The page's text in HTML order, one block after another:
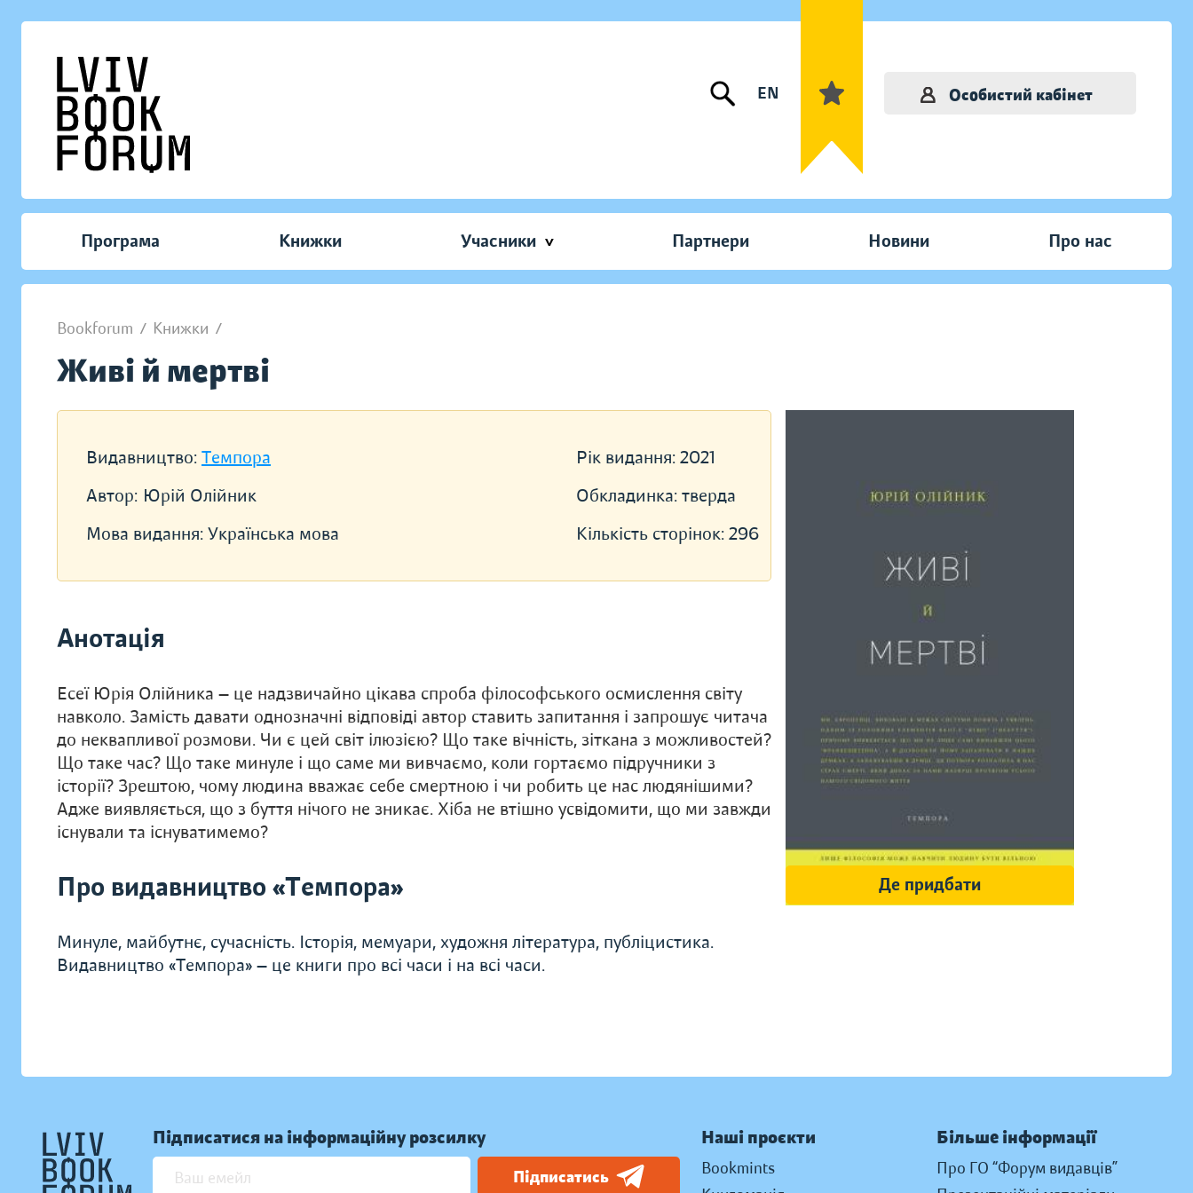
EN Особистий кабінет
Програма Книжки Учасники Партнери Новини Про нас
Bookforum / Книжки /
Живі й мертві
Видавництво: Темпора
Автор: Юрій Олійник
Мова видання: Українська мова
Рік видання: 2021
Обкладинка: тверда
Кількість сторінок: 296
Анотація
Есеї Юрія Олійника — це надзвичайно цікава спроба філософського осмислення світу
навколо. Замість давати однозначні відповіді автор ставить запитання і запрошує читача
до неквапливої розмови. Чи є цей світ ілюзією? Що таке вічність, зіткана з можливостей?
Що таке час? Що таке минуле і що саме ми вивчаємо, коли гортаємо підручники з
історії? Зрештою, чому людина вважає себе смертною і чи робить це нас людянішими?
Адже виявляється, що з буття нічого не зникає. Хіба не втішно усвідомити, що ми завжди
існували та існуватимемо?
Про видавництво «Темпора»
Минуле, майбутнє, сучасність. Історія, мемуари, художня література, публіцистика.
Видавництво «Темпора» — це книги про всі часи і на всі часи.
Де придбати
Підписатися на інформаційну розсилку
Підписатись
Наші проєкти
Bookmints
Більше інформації
Про ГО “Форум видавців”